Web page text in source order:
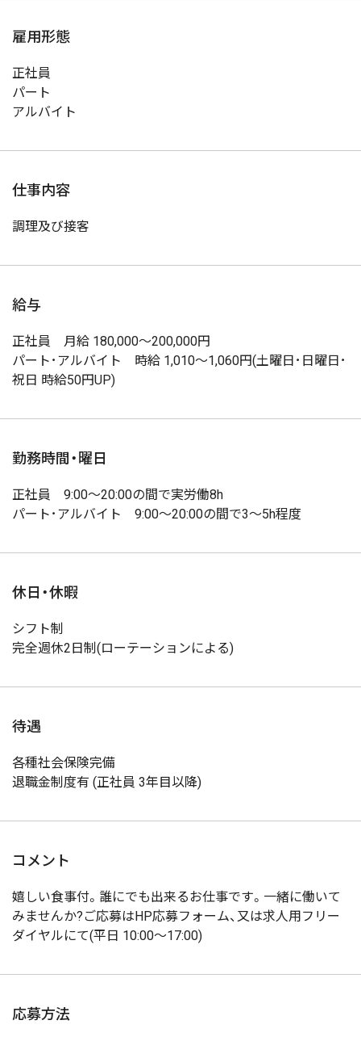
雇用形態
正社員
パート
アルバイト
仕事内容
調理及び接客
給与
正社員 月給 180,000～200,000円
パート･アルバイト 時給 1,010～1,060円(土曜日･日曜日･
祝日 時給50円UP)
勤務時間・曜日
正社員 9:00～20:00の間で実労働8h
パート･アルバイト 9:00～20:00の間で3～5h程度
休日・休暇
シフト制
完全週休2日制(ローテーションによる)
待遇
各種社会保険完備
退職金制度有 (正社員 3年目以降)
コメント
嬉しい食事付。誰にでも出来るお仕事です。一緒に働いて
みませんか?ご応募はHP応募フォーム、又は求人用フリー
ダイヤルにて(平日 10:00～17:00)
応募方法